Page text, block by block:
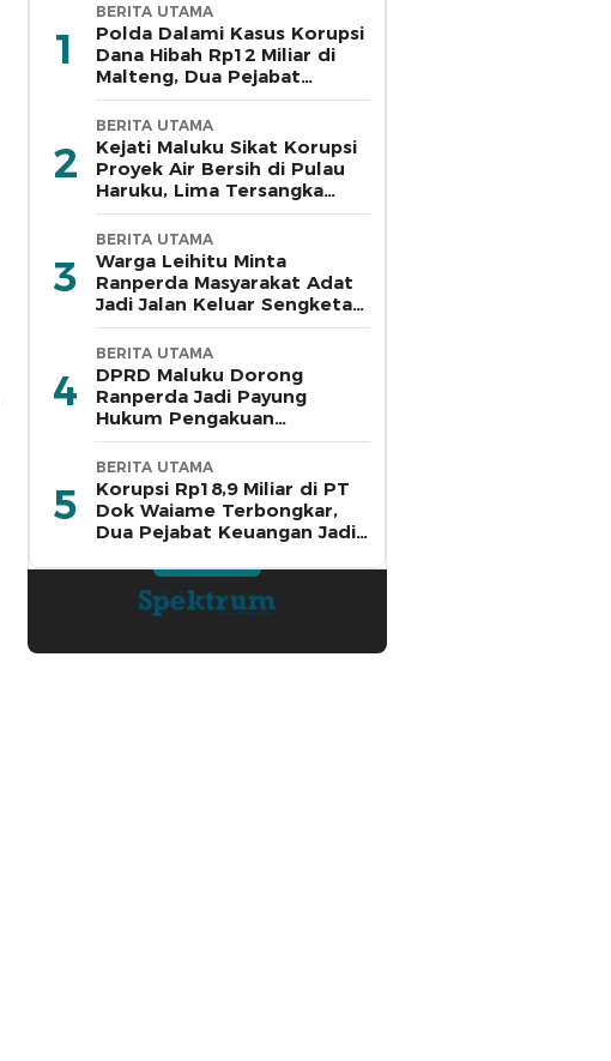
1
BERITA UTAMA
Polda Dalami Kasus Korupsi
Dana Hibah Rp12 Miliar di
Malteng, Dua Pejabat
Pemkab Diperiksa
2
BERITA UTAMA
Kejati Maluku Sikat Korupsi
Proyek Air Bersih di Pulau
Haruku, Lima Tersangka
Ditahan
3
BERITA UTAMA
Warga Leihitu Minta
Ranperda Masyarakat Adat
Jadi Jalan Keluar Sengketa
Enam Dusun Tanjung Sial
4
BERITA UTAMA
DPRD Maluku Dorong
Ranperda Jadi Payung
Hukum Pengakuan
Masyarakat Adat
5
BERITA UTAMA
Korupsi Rp18,9 Miliar di PT
Dok Waiame Terbongkar,
Dua Pejabat Keuangan Jadi